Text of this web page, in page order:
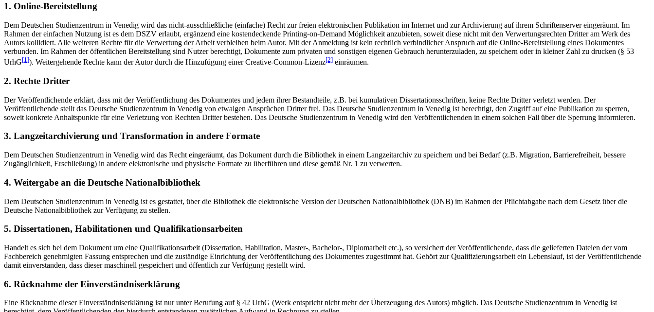
1. Online-Bereitstellung
Dem Deutschen Studienzentrum in Venedig wird das nicht-ausschließliche (einfache) Recht zur freien elektronischen Publikation im Internet und zur Archivierung auf ihrem Schriftenserver eingeräumt. Im
Rahmen der einfachen Nutzung ist es dem DSZV erlaubt, ergänzend eine kostendeckende Printing-on-Demand Möglichkeit anzubieten, soweit diese nicht mit den Verwertungsrechten Dritter am Werk des
Autors kollidiert. Alle weiteren Rechte für die Verwertung der Arbeit verbleiben beim Autor. Mit der Anmeldung ist kein rechtlich verbindlicher Anspruch auf die Online-Bereitstellung eines Dokumentes
verbunden. Im Rahmen der öffentlichen Bereitstellung sind Nutzer berechtigt, Dokumente zum privaten und sonstigen eigenen Gebrauch herunterzuladen, zu speichern oder in kleiner Zahl zu drucken (§ 53
UrhG[1]). Weitergehende Rechte kann der Autor durch die Hinzufügung einer Creative-Common-Lizenz[2] einräumen.
2. Rechte Dritter
Der Veröffentlichende erklärt, dass mit der Veröffentlichung des Dokumentes und jedem ihrer Bestandteile, z.B. bei kumulativen Dissertationsschriften, keine Rechte Dritter verletzt werden. Der
Veröffentlichende stellt das Deutsche Studienzentrum in Venedig von etwaigen Ansprüchen Dritter frei. Das Deutsche Studienzentrum in Venedig ist berechtigt, den Zugriff auf eine Publikation zu sperren,
soweit konkrete Anhaltspunkte für eine Verletzung von Rechten Dritter bestehen. Das Deutsche Studienzentrum in Venedig wird den Veröffentlichenden in einem solchen Fall über die Sperrung informieren.
3. Langzeitarchivierung und Transformation in andere Formate
Dem Deutschen Studienzentrum in Venedig wird das Recht eingeräumt, das Dokument durch die Bibliothek in einem Langzeitarchiv zu speichern und bei Bedarf (z.B. Migration, Barrierefreiheit, bessere
Zugänglichkeit, Erschließung) in andere elektronische und physische Formate zu überführen und diese gemäß Nr. 1 zu verwerten.
4. Weitergabe an die Deutsche Nationalbibliothek
Dem Deutschen Studienzentrum in Venedig ist es gestattet, über die Bibliothek die elektronische Version der Deutschen Nationalbibliothek (DNB) im Rahmen der Pflichtabgabe nach dem Gesetz über die
Deutsche Nationalbibliothek zur Verfügung zu stellen.
5. Dissertationen, Habilitationen und Qualifikationsarbeiten
Handelt es sich bei dem Dokument um eine Qualifikationsarbeit (Dissertation, Habilitation, Master-, Bachelor-, Diplomarbeit etc.), so versichert der Veröffentlichende, dass die gelieferten Dateien der vom
Fachbereich genehmigten Fassung entsprechen und die zuständige Einrichtung der Veröffentlichung des Dokumentes zugestimmt hat. Gehört zur Qualifizierungsarbeit ein Lebenslauf, ist der Veröffentlichende
damit einverstanden, dass dieser maschinell gespeichert und öffentlich zur Verfügung gestellt wird.
6. Rücknahme der Einverständniserklärung
Eine Rücknahme dieser Einverständniserklärung ist nur unter Berufung auf § 42 UrhG (Werk entspricht nicht mehr der Überzeugung des Autors) möglich. Das Deutsche Studienzentrum in Venedig ist